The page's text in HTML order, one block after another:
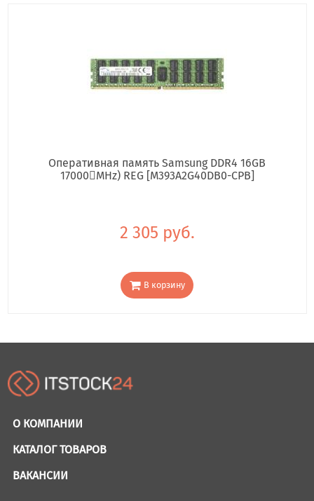
Оперативная память Samsung DDR4 16GB
17000񢋕MHz) REG [M393A2G40DB0-CPB]
2 305 руб.
В корзину
О КОМПАНИИ
КАТАЛОГ ТОВАРОВ
ВАКАНСИИ